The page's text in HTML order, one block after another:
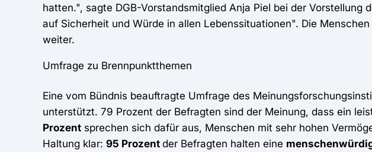
hatten.", sagte DGB-Vorstandsmitglied Anja Piel bei der Vorstellung
auf Sicherheit und Würde in allen Lebenssituationen". Die
weiter.
Umfrage zu Brennpunktthemen
Eine vom Bündnis beauftragte Umfrage des
unterstützt. 79 Prozent der Befragten sind der Meinung, dass ein
Prozent sprechen sich dafür aus, Menschen mit sehr hohen
Haltung klar: 95 Prozentder Befragten halten eine